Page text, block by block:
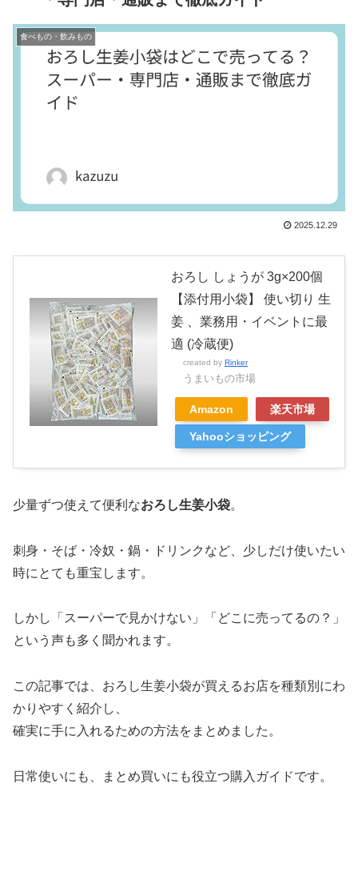
食べもの・飲みもの
2025.12.29
おろし しょうが 3g×200個
【添付用小袋】 使い切り 生
姜 、業務用・イベントに最
適 (冷蔵便)
created by Rinker
うまいもの市場
Amazon 楽天市場
Yahooショッピング
少量ずつ使えて便利なおろし生姜小袋。
刺身・そば・冷奴・鍋・ドリンクなど、少しだけ使いたい
時にとても重宝します。
しかし「スーパーで見かけない」「どこに売ってるの？」
という声も多く聞かれます。
この記事では、おろし生姜小袋が買えるお店を種類別にわ
かりやすく紹介し、
確実に手に入れるための方法をまとめました。
日常使いにも、まとめ買いにも役立つ購入ガイドです。